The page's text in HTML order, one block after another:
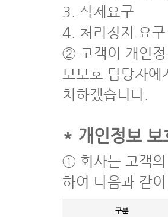
3. 삭제요구
4. 처리정지 요구
② 고객이 개인
보보호 담당자에
치하겠습니다.
* 개인정보 보
① 회사는 고객의
하여 다음과 같
구분